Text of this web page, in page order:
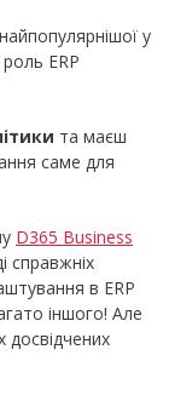
у
ERP
та маєш
саме для
D365 Business
справжніх
в ERP
іншого! Але